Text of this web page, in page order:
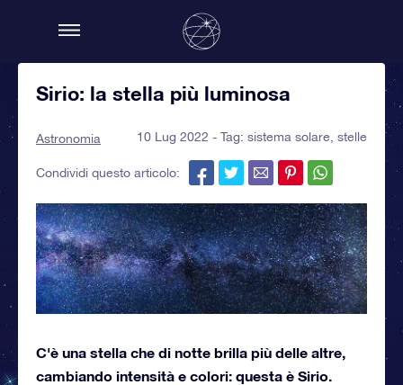
Sirio: la stella più luminosa
Astronomia 10 Lug 2022 - Tag: sistema solare stelle
Condividi questo articolo:
C'è una stella che di notte brilla più delle altre,
cambiando intensità e colori: questa è Sirio.